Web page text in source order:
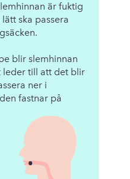
är fuktig
ska passera
blir slemhinnan
leder till att det blir
ner i
fastnar på